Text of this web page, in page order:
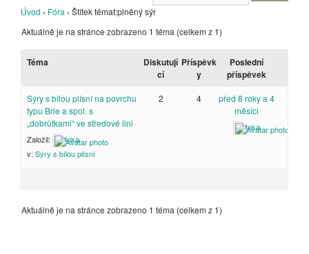
Úvod › Fóra › Štítek témat:plněný sýr
Aktuálně je na stránce zobrazeno 1 téma (celkem z 1)
Téma
Diskutují
cí
Příspěvk
y
Poslední
příspěvek
Sýry s bílou plísní na povrchu
typu Brie a spol. s
„dobrůtkami“ ve středové lini
Založil:
Inka
v: Sýry s bílou plísní
2 4
před 8 roky a 4
měsíci
Inka
Aktuálně je na stránce zobrazeno 1 téma (celkem z 1)